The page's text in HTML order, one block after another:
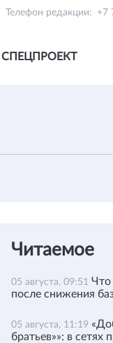
Телефон редакции: +7
СПЕЦПРОЕКТ
Читаемое
05 августа, 09:51 Что
после снижения
05 августа, 11:19
братьев»»: в сетях